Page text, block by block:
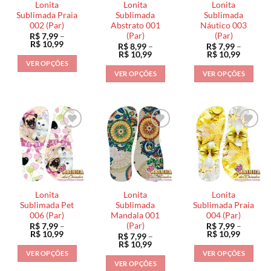
Lonita
Sublimada Praia
002 (Par)
R$7,99 –
R$ 10,99Faixa
preço:
R$ 7,99
através
VER OPÇÕES
várias
variantes.
As
opções
podem
ser
escolhidas
na
página
do
produto
Lonita
Sublimada
Abstrato 001
(Par)
R$8,99 –
R$ 10,99Faixa
preço:
R$ 8,99
através
VER OPÇÕES
tem
várias
variantes.
As
opções
podem
ser
escolhidas
na
página
do
produto
Lonita
Sublimada
Náutico 003
(Par)
R$7,99 –
R$ 10,99Faixa
preço:
R$ 7,99
através
VER OPÇÕES
tem
várias
variantes.
As
opções
podem
ser
escolhidas
na
página
do
produto
Lonita
Sublimada Pet
006 (Par)
R$7,99 –
R$ 10,99Faixa
preço:
R$ 7,99
através
VER OPÇÕES
Lonita
Sublimada
Mandala 001
(Par)
R$7,99 –
R$ 10,99Faixa
preço:
R$ 7,99
VER OPÇÕES
Lonita
Sublimada Praia
004 (Par)
R$7,99 –
R$ 10,99Faixa
preço:
R$ 7,99
através
VER OPÇÕES